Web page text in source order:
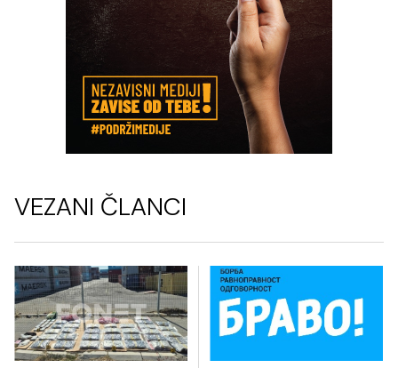
VEZANI ČLANCI